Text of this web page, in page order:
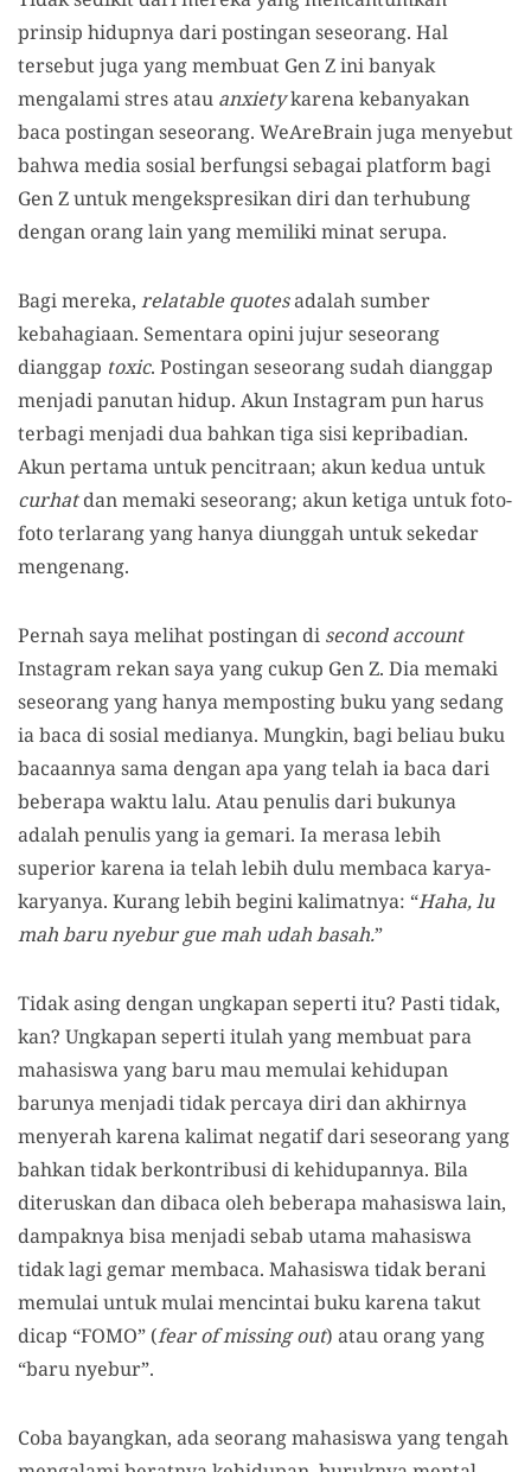
prinsip hidupnya dari postingan seseorang. Hal
tersebut juga yang membuat Gen Z ini banyak
mengalami stres atau anxietykarena kebanyakan
baca postingan seseorang. WeAreBrain juga menyebut
bahwa media sosial berfungsi sebagai platform bagi
Gen Z untuk mengekspresikan diri dan terhubung
dengan orang lain yang memiliki minat serupa.
Bagi mereka, relatable quotesadalah sumber
kebahagiaan. Sementara opini jujur seseorang
dianggap toxic. Postingan seseorang sudah dianggap
menjadi panutan hidup. Akun Instagram pun harus
terbagi menjadi dua bahkan tiga sisi kepribadian.
Akun pertama untuk pencitraan; akun kedua untuk
curhatdan memaki seseorang; akun ketiga untuk foto-
foto terlarang yang hanya diunggah untuk sekedar
mengenang.
Pernah saya melihat postingan di second account
Instagram rekan saya yang cukup Gen Z. Dia memaki
seseorang yang hanya memposting buku yang sedang
ia baca di sosial medianya. Mungkin, bagi beliau buku
bacaannya sama dengan apa yang telah ia baca dari
beberapa waktu lalu. Atau penulis dari bukunya
adalah penulis yang ia gemari. Ia merasa lebih
superior karena ia telah lebih dulu membaca karya-
karyanya. Kurang lebih begini kalimatnya: “Haha, lu
mah baru nyebur gue mah udah basah.”
Tidak asing dengan ungkapan seperti itu? Pasti tidak,
kan? Ungkapan seperti itulah yang membuat para
mahasiswa yang baru mau memulai kehidupan
barunya menjadi tidak percaya diri dan akhirnya
menyerah karena kalimat negatif dari seseorang yang
bahkan tidak berkontribusi di kehidupannya. Bila
diteruskan dan dibaca oleh beberapa mahasiswa lain,
dampaknya bisa menjadi sebab utama mahasiswa
tidak lagi gemar membaca. Mahasiswa tidak berani
memulai untuk mulai mencintai buku karena takut
dicap “FOMO” (fear of missing out) atau orang yang
“baru nyebur”.
Coba bayangkan, ada seorang mahasiswa yang tengah